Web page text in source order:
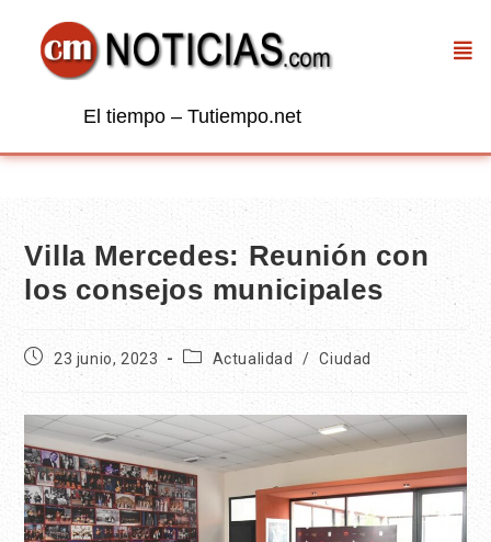
El tiempo – Tutiempo.net
Villa Mercedes: Reunión con
los consejos municipales
23 junio, 2023 Actualidad / Ciudad